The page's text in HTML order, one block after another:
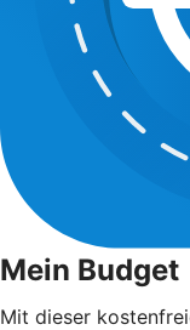
Mein Budget
Mit dieser